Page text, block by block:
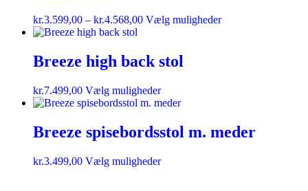
kr.3.599,00 – kr.4.568,00 Vælg muligheder
Breeze high back stol
kr.7.499,00 Vælg muligheder
Breeze spisebordsstol m. meder
kr.3.499,00 Vælg muligheder